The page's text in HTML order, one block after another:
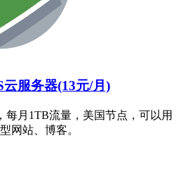
服务器(13元/月)
每月1TB流量，美国节点，可以用
网站、博客。